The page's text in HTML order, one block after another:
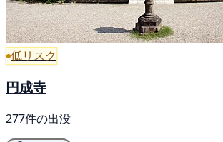
低リスク
円成寺
277件の出没